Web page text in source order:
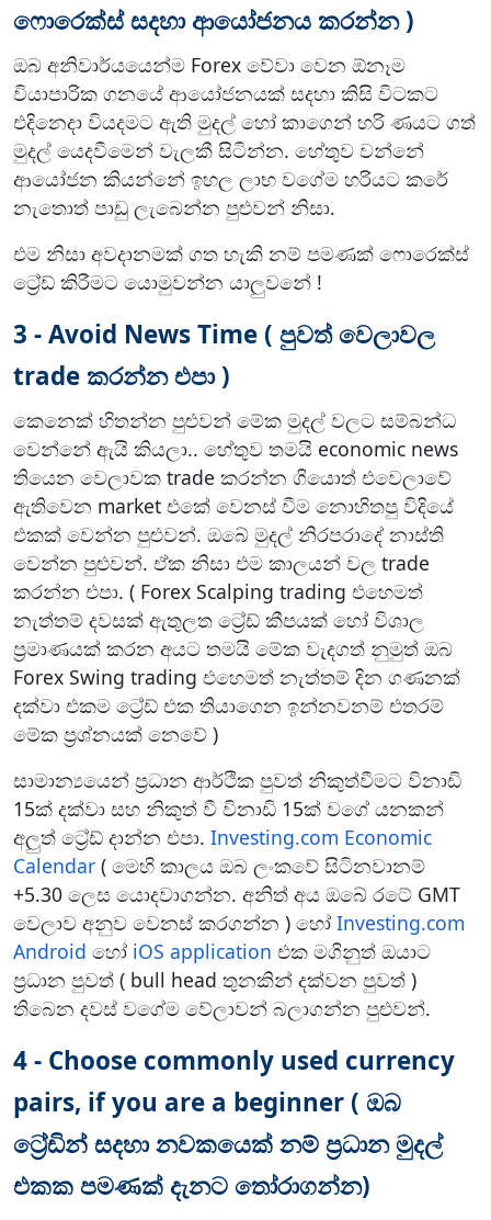
f
r
F
o
r
e
x
r
a
e
s
ෆොරෙක්ස් සදහා ආයෝජනය කරන්න )
ඔබ අනිවාර්යයෙන්ම Forex වේවා වෙන ඕනෑම
වියාපාරික ගනයේ ආයෝජනයක් සදහා කිසි විටකට
එදිනෙදා වියදමට ඇති මුදල් හෝ කාගෙන් හරි ණයට ගත්
මුදල් යෙදවීමෙන් වැලකී සිටින්න. හේතුව වන්නේ
ආයෝජන කියන්නේ ඉහල ලාභ වගේම හරියට කරේ
නැතොත් පාඩු ලැබෙන්න පුළුවන් නිසා.
එම නිසා අවදානමක් ගත හැකි නම් පමණක් ෆොරෙක්ස්
ට්‍රේඩ් කිරීමට යොමුවන්න යාලුවනේ !
3 - Avoid News Time ( පුවත් වෙලාවල
trade කරන්න එපා )
කෙනෙක් හිතන්න පුළුවන් මේක මුදල් වලට සම්බන්ධ
වෙන්නේ ඇයි කියලා.. හේතුව තමයි economic news
තියෙන වෙලාවක trade කරන්න ගියොත් එවෙලාවේ
ඇතිවෙන market එකේ වෙනස් වීම නොහිතපු විදියේ
එකක් වෙන්න පුළුවන්. ඔබේ මුදල් නිරපරාදේ නාස්ති
වෙන්න පුළුවන්. ඒක නිසා එම කාලයන් වල trade
කරන්න එපා. ( Forex Scalping trading එහෙමත්
නැත්තම් දවසක් ඇතුලත ට්‍රේඩ් කීපයක් හෝ විශාල
ප්‍රමාණයක් කරන අයට තමයි මේක වැදගත් නුමුත් ඔබ
Forex Swing trading එහෙමත් නැත්තම් දින ගණනක්
දක්වා එකම ට්‍රේඩ් එක තියාගෙන ඉන්නවනම් එතරම්
මේක ප්‍රශ්නයක් නෙවේ )
සාමාන්‍යයෙන් ප්‍රධාන ආර්ථික පුවත් නිකුත්වීමට විනාඩි
15ක් දක්වා සහ නිකුත් වී විනාඩි 15ක් වගේ යනකන්
අලුත් ට්‍රේඩ් දාන්න එපා. Investing.com Economic
Calendar ( මෙහි කාලය ඔබ ලංකවේ සිටිනවානම්
+5.30 ලෙස යොදවාගන්න. අනිත් අය ඔබේ රටේ GMT
වෙලාව අනුව වෙනස් කරගන්න ) හෝ Investing.com
Android හෝ iOS application එක මගිනුත් ඔයාට
ප්‍රධාන පුවත් ( bull head තුනකින් දක්වන පුවත් )
තිබෙන දවස් වගේම වේලාවන් බලාගන්න පුළුවන්.
4 - Choose commonly used currency
pairs, if you are a beginner ( ඔබ
ට්‍රේඩින් සදහා නවකයෙක් නම් ප්‍රධාන මුදල්
එකක පමණක් දැනට තෝරාගන්න)